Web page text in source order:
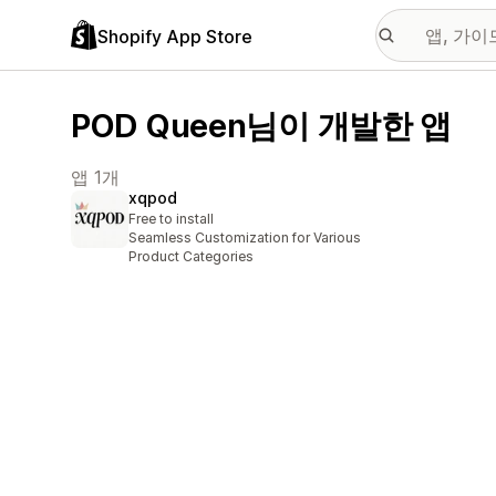
Shopify App Store
POD Queen님이 개발한 앱
앱 1개
xqpod
Free to install
Seamless Customization for Various
Product Categories